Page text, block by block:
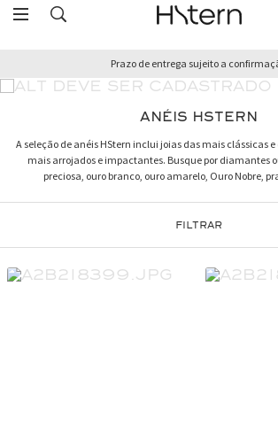
Prazo de entrega sujeito a
ANÉIS HSTERN
A seleção de anéis HStern inclui joias das mais clássicas
mais arrojados e impactantes. Busque por diamantes
preciosa, ouro branco, ouro amarelo, Ouro Nobre,
FILTRAR